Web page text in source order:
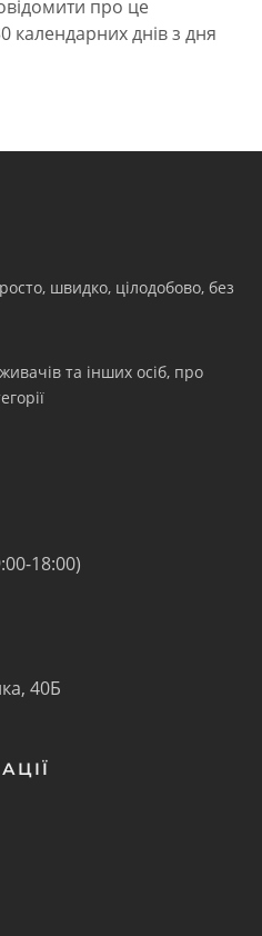
про це
календарних днів з дня
швидко, цілодобово, без
та інших осіб, про
18:00)
40Б